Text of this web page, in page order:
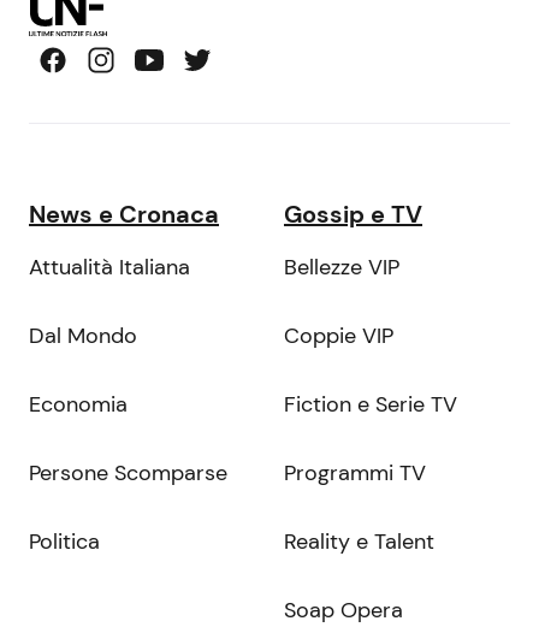
News e Cronaca
Attualità Italiana
Dal Mondo
Economia
Persone Scomparse
Politica
Gossip e TV
Bellezze VIP
Coppie VIP
Fiction e Serie TV
Programmi TV
Reality e Talent
Soap Opera